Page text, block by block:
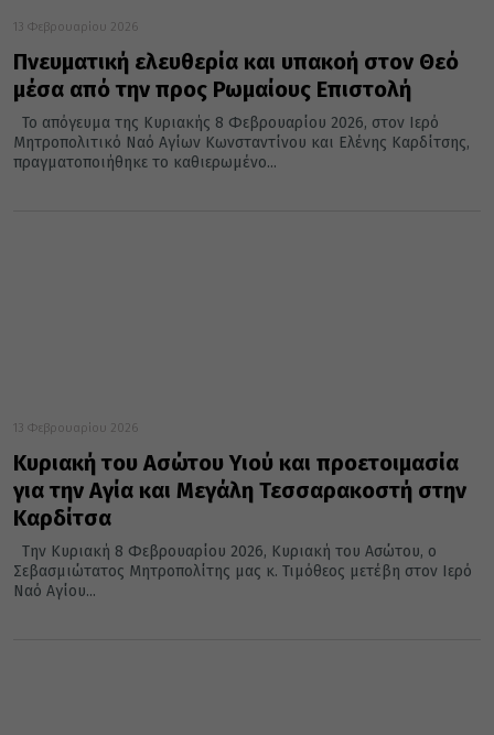
13 Φεβρουαρίου 2026
Πνευματική ελευθερία και υπακοή στον Θεό
μέσα από την προς Ρωμαίους Επιστολή
Το απόγευμα της Κυριακής 8 Φεβρουαρίου 2026, στον Ιερό
Μητροπολιτικό Ναό Αγίων Κωνσταντίνου και Ελένης Καρδίτσης,
πραγματοποιήθηκε το καθιερωμένο...
13 Φεβρουαρίου 2026
Κυριακή του Ασώτου Υιού και προετοιμασία
για την Αγία και Μεγάλη Τεσσαρακοστή στην
Καρδίτσα
Την Κυριακή 8 Φεβρουαρίου 2026, Κυριακή του Ασώτου, ο
Σεβασμιώτατος Μητροπολίτης μας κ. Τιμόθεος μετέβη στον Ιερό
Ναό Αγίου...